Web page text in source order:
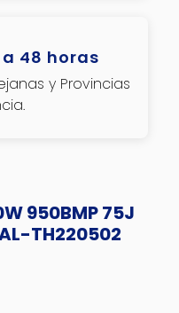
48 horas
y Provincias
950BMP 75J
TH220502